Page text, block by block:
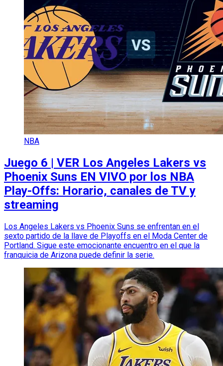
NBA
Juego 6 | VER Los Angeles Lakers vs
Phoenix Suns EN VIVO por los NBA
Play-Offs: Horario, canales de TV y
streaming
Los Angeles Lakers vs Phoenix Suns se enfrentan en el
sexto partido de la llave de Playoffs en el Moda Center de
Portland. Sigue este emocionante encuentro en el que la
franquicia de Arizona puede definir la serie.